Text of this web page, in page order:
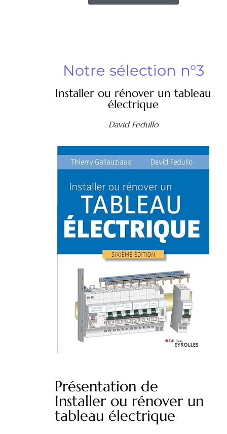
Notre sélection n°3
Installer ou rénover un tableau
électrique
David Fedullo
Présentation de
Installer ou rénover un
tableau électrique